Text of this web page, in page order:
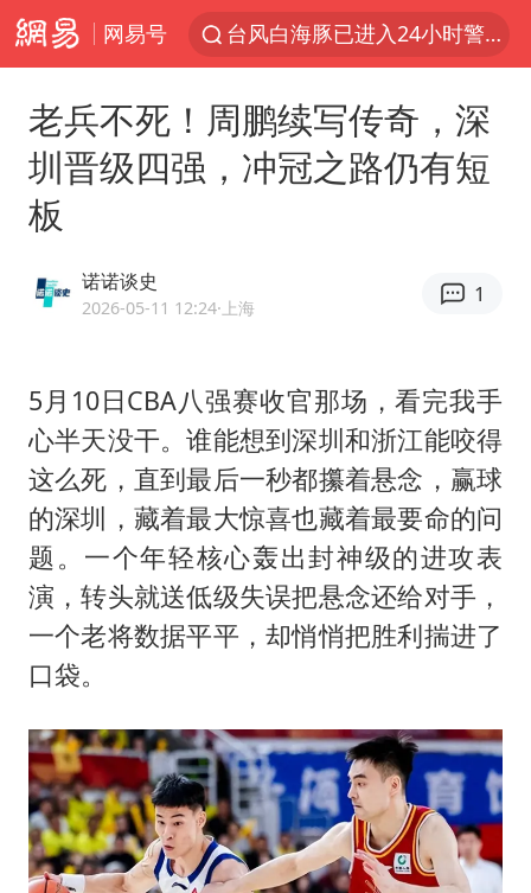
网易号
陈垣宇0-3张禹珍 国乒男单全军覆没
中巨芯：上半年归母净利润1405.77万元
中国女篮70-67险胜尼日利亚女篮
出口禁令驱动有色板块大涨
国防部：中国军队坚决反制任何闹海挑衅图谋
东航：国内客票提前14天免费退改
“今天得有40℃了吧 为啥还不预警”
胡彦斌韩磊 谁帮谁
胡彦斌获《歌手2026》歌王
38岁演员求职万岁山NPC成功
老兵不死！周鹏续写传奇，深
圳晋级四强，冲冠之路仍有短
板
诺诺谈史
2026-05-11 12:24·上海
1
5月10日CBA八强赛收官那场，看完我手
心半天没干。谁能想到深圳和浙江能咬得
这么死，直到最后一秒都攥着悬念，赢球
的深圳，藏着最大惊喜也藏着最要命的问
题。一个年轻核心轰出封神级的进攻表
演，转头就送低级失误把悬念还给对手，
一个老将数据平平，却悄悄把胜利揣进了
口袋。